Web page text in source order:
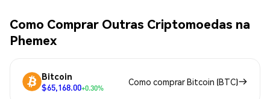
Como Comprar Outras Criptomoedas na
Phemex
Bitcoin
$65,168.00+0.30%
Como comprar Bitcoin (BTC)